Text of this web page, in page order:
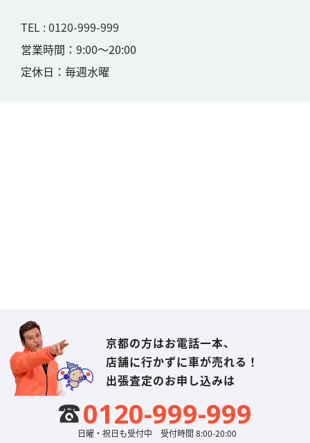
TEL : 0120-999-999
営業時間：9:00〜20:00
定休日：毎週水曜
京都の方はお電話一本、
店舗に行かずに車が売れる！
出張査定のお申し込みは
日曜・祝日も受付中 受付時間 8:00-20:00
0120-999-999